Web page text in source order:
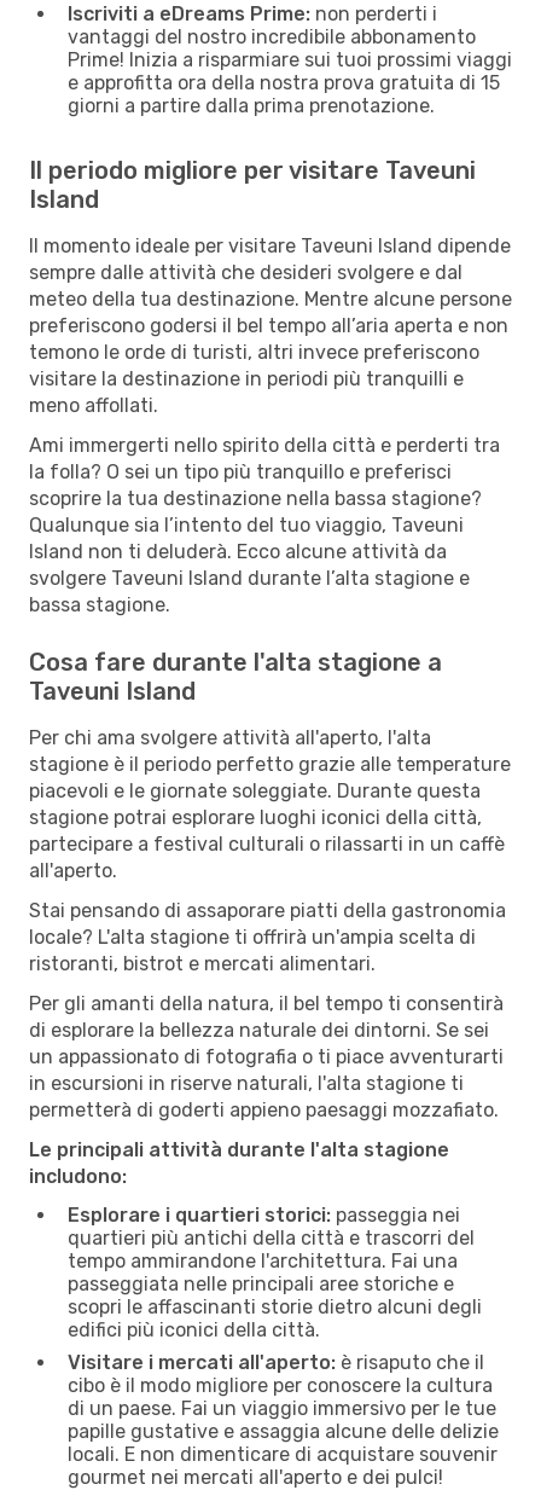
Iscriviti a eDreams Prime: non perderti i
vantaggi del nostro incredibile abbonamento
Prime! Inizia a risparmiare sui tuoi prossimi viaggi
e approfitta ora della nostra prova gratuita di 15
giorni a partire dalla prima prenotazione.
Il periodo migliore per visitare Taveuni
Island
Il momento ideale per visitare Taveuni Island dipende
sempre dalle attività che desideri svolgere e dal
meteo della tua destinazione. Mentre alcune persone
preferiscono godersi il bel tempo all’aria aperta e non
temono le orde di turisti, altri invece preferiscono
visitare la destinazione in periodi più tranquilli e
meno affollati.
Ami immergerti nello spirito della città e perderti tra
la folla? O sei un tipo più tranquillo e preferisci
scoprire la tua destinazione nella bassa stagione?
Qualunque sia l’intento del tuo viaggio, Taveuni
Island non ti deluderà. Ecco alcune attività da
svolgere Taveuni Island durante l’alta stagione e
bassa stagione.
Cosa fare durante l'alta stagione a
Taveuni Island
Per chi ama svolgere attività all'aperto, l'alta
stagione è il periodo perfetto grazie alle temperature
piacevoli e le giornate soleggiate. Durante questa
stagione potrai esplorare luoghi iconici della città,
partecipare a festival culturali o rilassarti in un caffè
all'aperto.
Stai pensando di assaporare piatti della gastronomia
locale? L'alta stagione ti offrirà un'ampia scelta di
ristoranti, bistrot e mercati alimentari.
Per gli amanti della natura, il bel tempo ti consentirà
di esplorare la bellezza naturale dei dintorni. Se sei
un appassionato di fotografia o ti piace avventurarti
in escursioni in riserve naturali, l'alta stagione ti
permetterà di goderti appieno paesaggi mozzafiato.
Le principali attività durante l'alta stagione
includono:
Esplorare i quartieri storici: passeggia nei
quartieri più antichi della città e trascorri del
tempo ammirandone l'architettura. Fai una
passeggiata nelle principali aree storiche e
scopri le affascinanti storie dietro alcuni degli
edifici più iconici della città.
Visitare i mercati all'aperto: è risaputo che il
cibo è il modo migliore per conoscere la cultura
di un paese. Fai un viaggio immersivo per le tue
papille gustative e assaggia alcune delle delizie
locali. E non dimenticare di acquistare souvenir
gourmet nei mercati all'aperto e dei pulci!